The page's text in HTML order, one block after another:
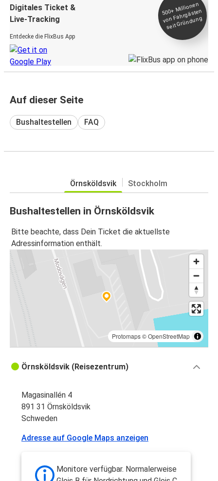
Digitales Ticket &
Live-Tracking
Entdecke die FlixBus App
500+
Millionen
von Fahrgästen
seit
Gründung
Auf dieser Seite
Bushaltestellen FAQ
Örnsköldsvik Stockholm
Bushaltestellen in Örnsköldsvik
Bitte beachte, dass Dein Ticket die aktuellste
Adressinformation enthält.
Protomaps©OpenStreetMap
Örnsköldsvik (Reisezentrum)
Magasinallén 4
891 31 Örnsköldsvik
Schweden
Adresse auf Google Maps anzeigen
Monitore verfügbar. Normalerweise